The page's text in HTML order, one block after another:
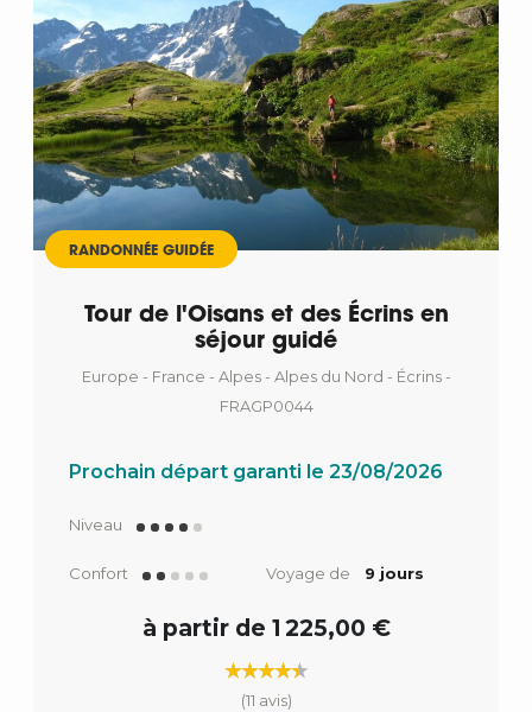
RANDONNÉE GUIDÉE
Tour de l'Oisans et des Écrins en
séjour guidé
Europe - France - Alpes - Alpes du Nord - Écrins -
FRAGP0044
Prochain départ garanti le 23/08/2026
Niveau
Confort Voyage de 9 jours
à partir de 1 225,00 €
(11 avis)